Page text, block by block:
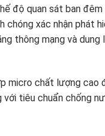
độ quan sát ban
chóng xác nhận phát
thông mạng và
micro chất lượng cao
với tiêu chuẩn chống